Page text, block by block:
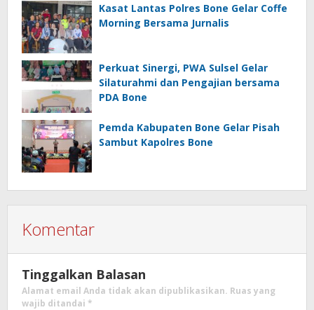
Kasat Lantas Polres Bone Gelar Coffe
Morning Bersama Jurnalis
Perkuat Sinergi, PWA Sulsel Gelar
Silaturahmi dan Pengajian bersama
PDA Bone
Pemda Kabupaten Bone Gelar Pisah
Sambut Kapolres Bone
Komentar
Tinggalkan Balasan
Alamat email Anda tidak akan dipublikasikan. Ruas yang
wajib ditandai *